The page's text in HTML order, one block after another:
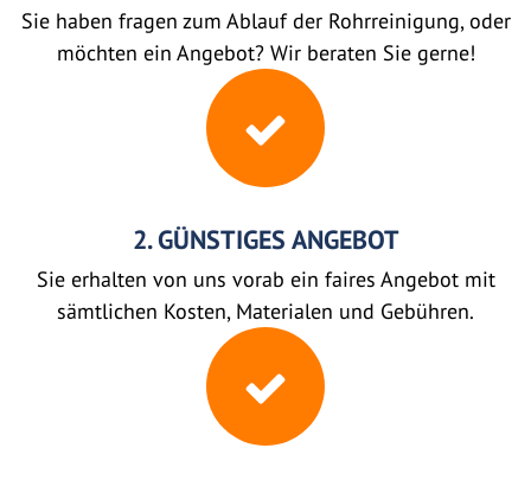
Sie haben fragen zum Ablauf der Rohrreinigung, oder
möchten ein Angebot? Wir beraten Sie gerne!
2. GÜNSTIGES ANGEBOT
Sie erhalten von uns vorab ein faires Angebot mit
sämtlichen Kosten, Materialen und Gebühren.